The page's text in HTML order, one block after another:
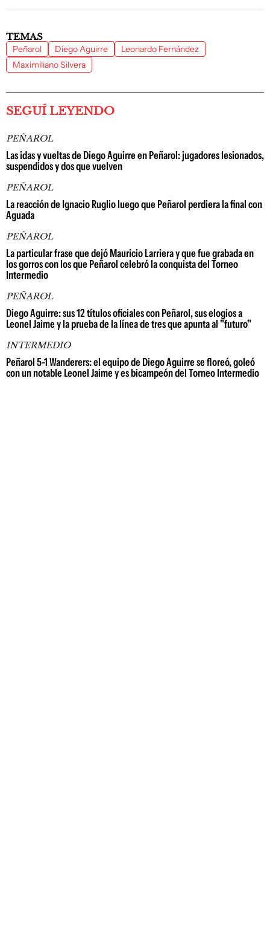
TEMAS
Peñarol Diego Aguirre
Leonardo Fernández
Maximiliano Silvera
SEGUÍ LEYENDO
PEÑAROL
Las idas y vueltas de Diego Aguirre en Peñarol: jugadores lesionados,
suspendidos y dos que vuelven
PEÑAROL
La reacción de Ignacio Ruglio luego que Peñarol perdiera la final con
Aguada
PEÑAROL
La particular frase que dejó Mauricio Larriera y que fue grabada en
los gorros con los que Peñarol celebró la conquista del Torneo
Intermedio
PEÑAROL
Diego Aguirre: sus 12 títulos oficiales con Peñarol, sus elogios a
Leonel Jaime y la prueba de la línea de tres que apunta al "futuro"
INTERMEDIO
Peñarol 5-1 Wanderers: el equipo de Diego Aguirre se floreó, goleó
con un notable Leonel Jaime y es bicampeón del Torneo Intermedio